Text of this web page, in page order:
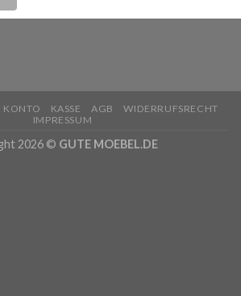
KONTO KASSE AGB
WIDERRUFSRECHT
IMPRESSUM
2026 © GUTE MOEBEL.DE